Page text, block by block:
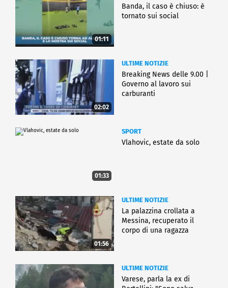
01:11
Banda, il caso è chiuso: è
tornato sui social
02:02
ULTIME NOTIZIE
Breaking News delle 9.00 |
Governo al lavoro sui
carburanti
01:33
SPORT
Vlahovic, estate da solo
01:56
ULTIME NOTIZIE
La palazzina crollata a
Messina, recuperato il
corpo di una ragazza
ULTIME NOTIZIE
Varese, parla la ex di